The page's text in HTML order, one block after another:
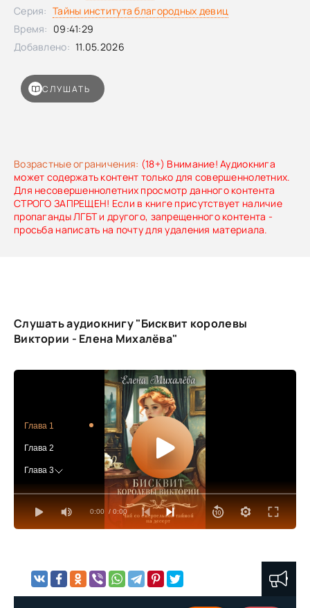
Возрастные ограничения: (18+) Внимание! Аудиокнига
может содержать контент только для совершеннолетних.
Для несовершеннолетних просмотр данного контента
СТРОГО ЗАПРЕЩЕН! Если в книге присутствует наличие
пропаганды ЛГБТ и другого, запрещенного контента -
просьба написать на почту для удаления материала.
СЛУШАТЬ
Серия: Тайны института благородных девиц
Время: 09:41:29
Добавлено: 11.05.2026
Слушать аудиокнигу "Бисквит королевы
Виктории - Елена Михалёва"
0:00 / 0:00
Глава 1
Глава 2
Глава 3
Глава 4
Глава 5
Глава 8